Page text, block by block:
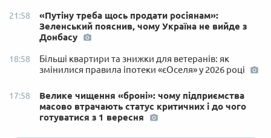
21:58
«Путіну треба щось продати росіянам»:
Зеленський пояснив, чому Україна не вийде з
Донбасу
18:58
Більші квартири та знижки для ветеранів: як
змінилися правила іпотеки «єОселя» у 2026 році
17:58
Велике чищення «броні»: чому підприємства
масово втрачають статус критичних і до чого
готуватися з 1 вересня